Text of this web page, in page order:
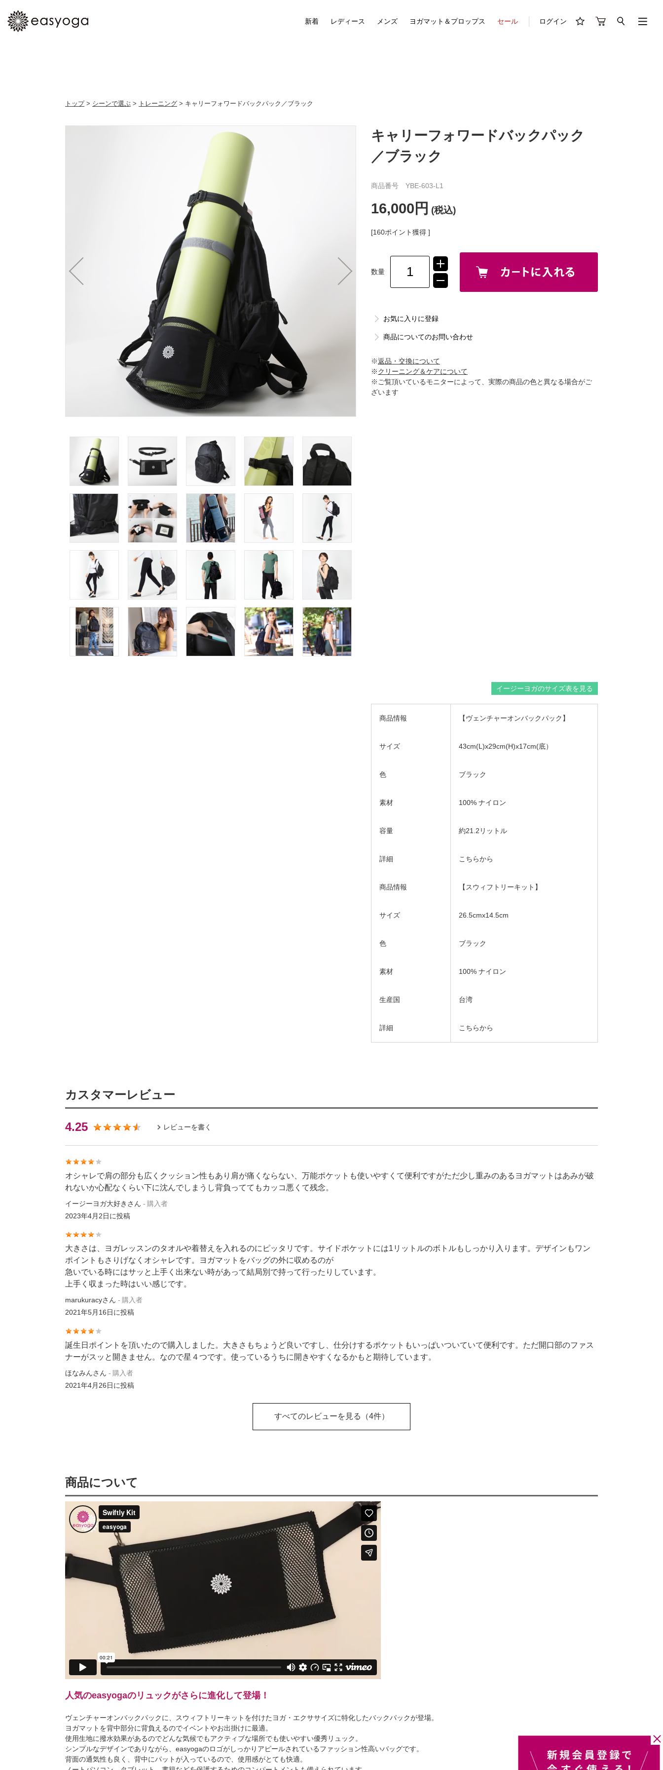
新着 レディース メンズ ヨガマット＆プロップス セール ログイン
トップ> シーンで選ぶ > トレーニング > キャリーフォワードバックパック／ブラック
キャリーフォワードバックパック
／ブラック
商品番号 YBE-603-L1
16,000円 (税込)
[160ポイント獲得 ]
数量
お気に入りに登録
商品についてのお問い合わせ
※返品・交換について
※クリーニング＆ケアについて
※ご覧頂いているモニターによって、実際の商品の色と異なる場合がご
ざいます
イージーヨガのサイズ表を見る
商品情報 【ヴェンチャーオンバックパック】
サイズ 43cm(L)x29cm(H)x17cm(底）
色 ブラック
素材 100% ナイロン
容量 約21.2リットル
詳細 こちらから
商品情報 【スウィフトリーキット】
サイズ 26.5cmx14.5cm
色 ブラック
素材 100% ナイロン
生産国 台湾
詳細 こちらから
カスタマーレビュー
4.25 レビューを書く
オシャレで肩の部分も広くクッション性もあり肩が痛くならない、万能ポケットも使いやすくて便利ですがただ少し重みのあるヨガマットはあみが破
れないか心配なくらい下に沈んでしまうし背負っててもカッコ悪くて残念。
イージーヨガ大好きさん
購入者
2023年4月2日に投稿
大きさは、ヨガレッスンのタオルや着替えを入れるのにピッタリです。サイドポケットには1リットルのボトルもしっかり入ります。デザインもワン
ポイントもさりげなくオシャレです。ヨガマットをバッグの外に収めるのが
急いでいる時にはサッと上手く出来ない時があって結局別で持って行ったりしています。
上手く収まった時はいい感じです。
marukuracyさん
購入者
2021年5月16日に投稿
誕生日ポイントを頂いたので購入しました。大きさもちょうど良いですし、仕分けするポケットもいっぱいついていて便利です。ただ開口部のファス
ナーがスッと開きません。なので星４つです。使っているうちに開きやすくなるかもと期待しています。
ほなみんさん
購入者
2021年4月26日に投稿
すべてのレビューを見る （4件）
商品について
人気のeasyogaのリュックがさらに進化して登場！
ヴェンチャーオンバックパックに、スウィフトリーキットを付けたヨガ・エクササイズに特化したバックパックが登場。
ヨガマットを背中部分に背負えるのでイベントやお出掛けに最適。
使用生地に撥水効果があるのでどんな気候でもアクティブな場所でも使いやすい優秀リュック。
シンプルなデザインでありながら、easyogaのロゴがしっかりアピールされているファッション性高いバッグです。
背面の通気性も良く、背中にパットが入っているので、使用感がとても快適。